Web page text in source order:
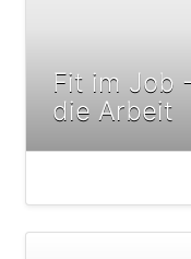
Fit im Job
die Arbeit